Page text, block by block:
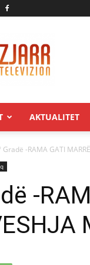
AKTUALITET
Gradë -RAMA GATI
-